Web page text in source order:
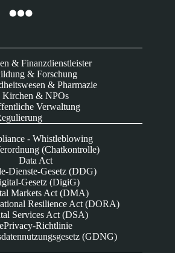
& Finanzdienstleister
& Forschung
& Pharmazie
Kirchen & NPOs
Verwaltung
- Whistleblowing
(Chatkontrolle)
Data Act
Dienste-Gesetz (DDG)
Gesetz (DigiG)
Markets Act (DMA)
Resilience Act (DORA)
Services Act (DSA)
ePrivacy-Richtlinie
(GDNG)